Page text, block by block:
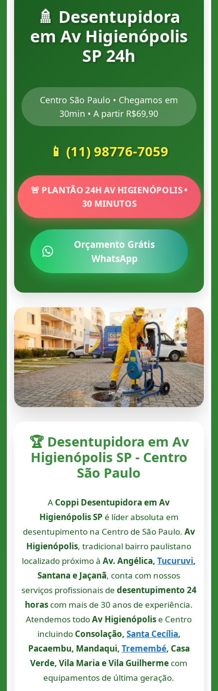
🚿 Desentupidora
em Av Higienópolis
SP 24h
Centro São Paulo • Chegamos em
30min • A partir R$69,90
📱 (11) 98776-7059
🚨 PLANTÃO 24H AV HIGIENÓPOLIS •
30 MINUTOS
Orçamento Grátis
WhatsApp
🏆 Desentupidora em Av
Higienópolis SP - Centro
São Paulo
A Coppi Desentupidora em Av
Higienópolis SP é líder absoluta em
desentupimento na Centro de São Paulo. Av
Higienópolis, tradicional bairro paulistano
localizado próximo àAv. Angélica,Tucuruvi,
Santana e Jaçanã, conta com nossos
serviços profissionais de desentupimento 24
horas com mais de 30 anos de experiência.
Atendemos todoAv Higienópolis e Centro
incluindo Consolação, Santa Cecília,
Pacaembu, Mandaqui, Tremembé, Casa
Verde, Vila Maria e Vila Guilherme com
equipamentos de última geração.